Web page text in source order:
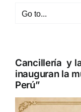
Go to...
Cancillería y
inauguran la
Perú”
View